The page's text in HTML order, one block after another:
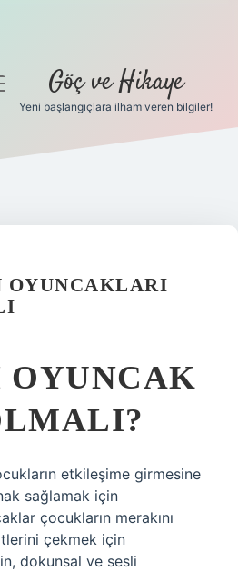
Göç ve Hikaye
Yeni başlangıçlara ilham veren bilgiler!
OYUNCAKLARI
etkileşime girmesine
sağlamak için
çocukların merakını
çekmek için
dokunsal ve sesli